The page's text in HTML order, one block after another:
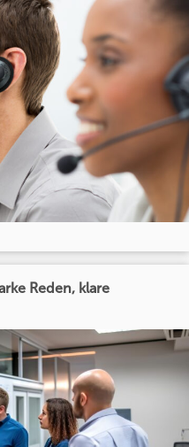
Reden, klare